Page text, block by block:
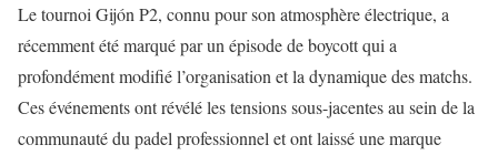
Le tournoi Gijón P2, connu pour son atmosphère électrique, a
récemment été marqué par un épisode de boycott qui a
profondément modifié l’organisation et la dynamique des matchs.
Ces événements ont révélé les tensions sous-jacentes au sein de la
communauté du padel professionnel et ont laissé une marque